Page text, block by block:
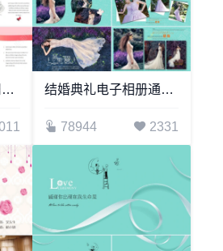
花朵小鸟文艺风通用PPT模版 结婚典礼电子相册通用PPT模板
78944 2331